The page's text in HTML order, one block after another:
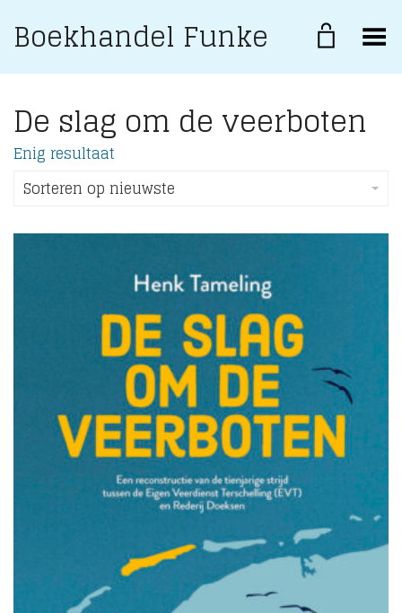
Boekhandel Funke Toggle Menu
De slag om de veerboten
Enig resultaat
Sorteren op nieuwste